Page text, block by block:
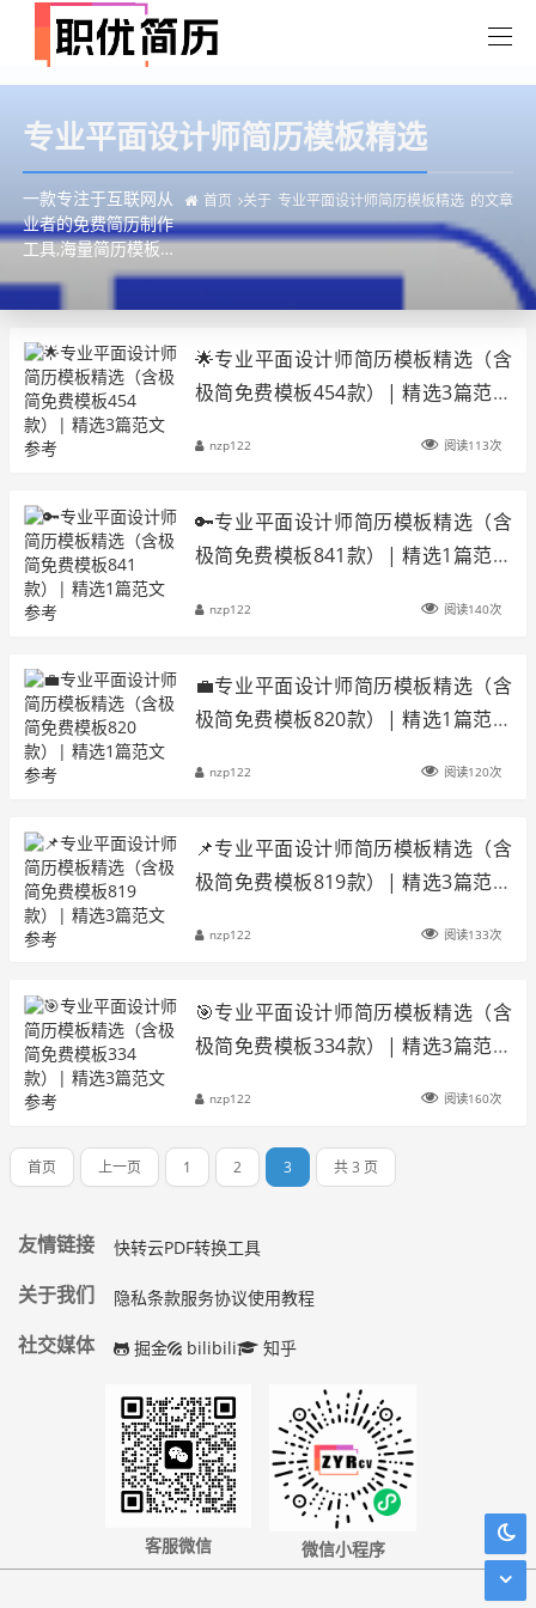
专业平面设计师简历模板精选
首页 关于 专业平面设计师简历模板精选 的文章
一款专注于互联网从
业者的免费简历制作
工具,海量简历模板免
费使用,免费导出
历,免费照,内置ai简历
助手,一键快速生成简
洁大方的高分简历!
🌟专业平面设计师简历模板精选（含
极简免费模板454款）| 精选3篇范文
nzp122 阅读113次
🔑专业平面设计师简历模板精选（含
极简免费模板841款）| 精选1篇范文
nzp122 阅读140次
💼专业平面设计师简历模板精选（含
极简免费模板820款）| 精选1篇范文
nzp122 阅读120次
📌专业平面设计师简历模板精选（含
极简免费模板819款）| 精选3篇范文
nzp122 阅读133次
🎯专业平面设计师简历模板精选（含
极简免费模板334款）| 精选3篇范文
nzp122 阅读160次
首页 上一页 1 2 3 共 3 页
友情链接 快转云PDF转换工具
关于我们 隐私条款服务协议使用教程
社交媒体 掘金 bilibili 知乎
客服微信 微信小程序